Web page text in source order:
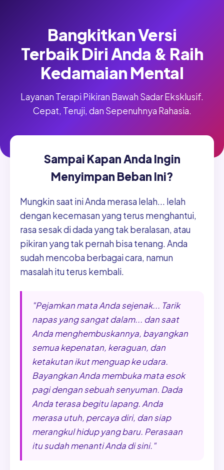
Bangkitkan Versi
Terbaik Diri Anda & Raih
Kedamaian Mental
Layanan Terapi Pikiran Bawah Sadar Eksklusif.
Cepat, Teruji, dan Sepenuhnya Rahasia.
Sampai Kapan Anda Ingin
Menyimpan Beban Ini?
Mungkin saat ini Anda merasa lelah... lelah
dengan kecemasan yang terus menghantui,
rasa sesak di dada yang tak beralasan, atau
pikiran yang tak pernah bisa tenang. Anda
sudah mencoba berbagai cara, namun
masalah itu terus kembali.
"Pejamkan mata Anda sejenak... Tarik
napas yang sangat dalam... dan saat
Anda menghembuskannya, bayangkan
semua kepenatan, keraguan, dan
ketakutan ikut menguap ke udara.
Bayangkan Anda membuka mata esok
pagi dengan sebuah senyuman. Dada
Anda terasa begitu lapang. Anda
merasa utuh, percaya diri, dan siap
merangkul hidup yang baru. Perasaan
itu sudah menanti Anda di sini."